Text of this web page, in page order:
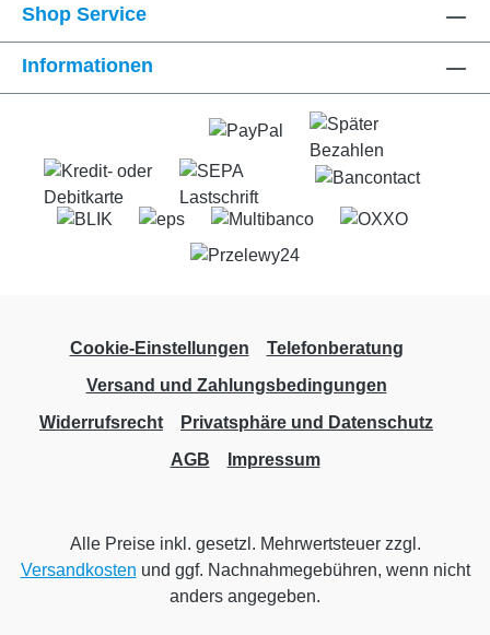
Shop Service
Informationen
Cookie-Einstellungen
Telefonberatung
Versand und Zahlungsbedingungen
Widerrufsrecht
Privatsphäre und Datenschutz
AGB
Impressum
Alle Preise inkl. gesetzl. Mehrwertsteuer zzgl.
Versandkosten und ggf. Nachnahmegebühren, wenn nicht
anders angegeben.